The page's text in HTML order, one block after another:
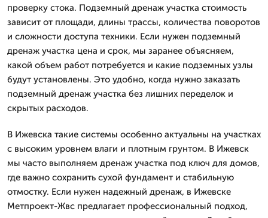
проверку стока. Подземный дренаж участка стоимость
зависит от площади, длины трассы, количества поворотов
и сложности доступа техники. Если нужен подземный
дренаж участка цена и срок, мы заранее объясняем,
какой объем работ потребуется и какие подземных узлы
будут установлены. Это удобно, когда нужно заказать
подземный дренаж участка без лишних переделок и
скрытых расходов.
В Ижевска такие системы особенно актуальны на участках
с высоким уровнем влаги и плотным грунтом. В Ижевск
мы часто выполняем дренаж участка под ключ для домов,
где важно сохранить сухой фундамент и стабильную
отмостку. Если нужен надежный дренаж, в Ижевске
Метпроект-Жвс предлагает профессиональный подход,